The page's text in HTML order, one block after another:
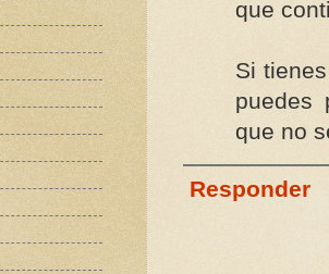
que
Si
puedes
que no
Responder